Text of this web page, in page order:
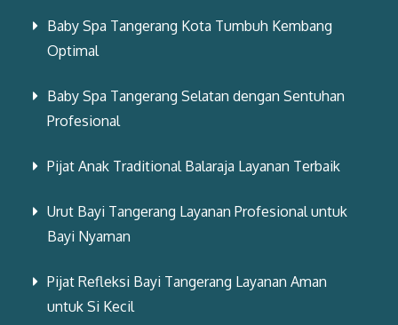
Baby Spa Tangerang Kota Tumbuh Kembang
Optimal
Baby Spa Tangerang Selatan dengan Sentuhan
Profesional
Pijat Anak Traditional Balaraja Layanan Terbaik
Urut Bayi Tangerang Layanan Profesional untuk
Bayi Nyaman
Pijat Refleksi Bayi Tangerang Layanan Aman
untuk Si Kecil